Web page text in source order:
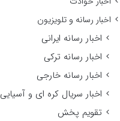
اخبار رسانه و تلویزیون
اخبار رسانه ایرانی
اخبار رسانه ترکی
اخبار رسانه خارجی
اخبار سریال کره ای و آسیایی
تقویم پخش